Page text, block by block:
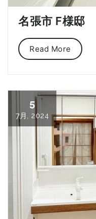
名張市 F様邸
Read More
5
7月, 2024